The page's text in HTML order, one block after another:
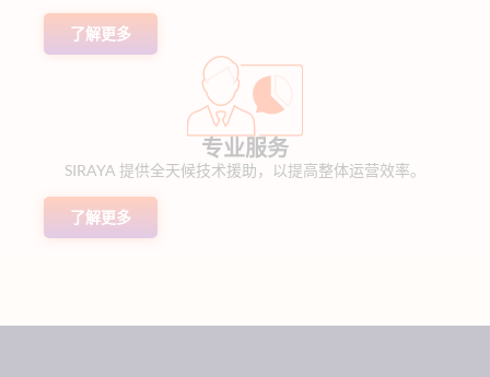
了解更多
专业服务
SIRAYA 提供全天候技术援助，以提高整体运营效率。
了解更多